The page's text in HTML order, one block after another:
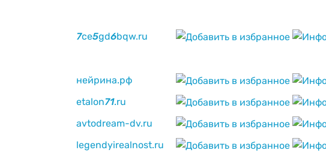
7ce5gd6bqw.ru
нейрина.рф
etalon71.ru
avtodream-dv.ru
legendyirealnost.ru